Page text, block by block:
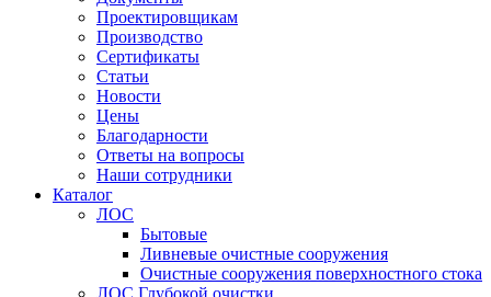
Проектировщикам
Производство
Сертификаты
Статьи
Новости
Цены
Благодарности
Ответы на вопросы
Наши сотрудники
Каталог
ЛОС
Бытовые
Ливневые очистные сооружения
Очистные сооружения поверхностного стока
ЛОС Глубокой очистки